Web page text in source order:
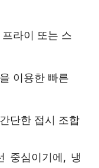
라이 또는 스
이용한 빠른
단한 접시 조합
중심이기에, 냉